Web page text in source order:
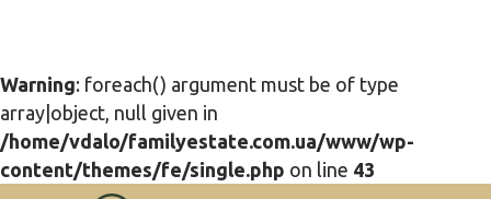
Warning: foreach() argument must be of type
array|object, null given in
/home/vdalo/familyestate.com.ua/www/wp-
content/themes/fe/single.php on line 43